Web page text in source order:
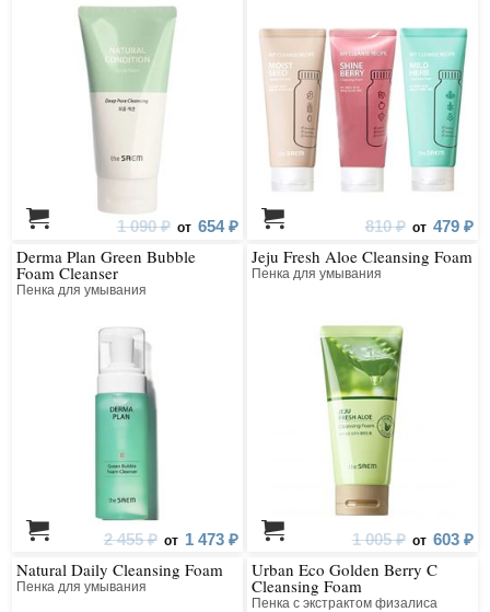
1 090 ₽ от 654 ₽ 810 ₽ от 479 ₽
Derma Plan Green Bubble
Foam Cleanser
Пенка для умывания
2 455 ₽ от 1 473 ₽
Jeju Fresh Aloe Cleansing Foam
Пенка для умывания
1 005 ₽ от 603 ₽
Natural Daily Cleansing Foam
Пенка для умывания
Urban Eco Golden Berry C
Cleansing Foam
Пенка с экстрактом физалиса